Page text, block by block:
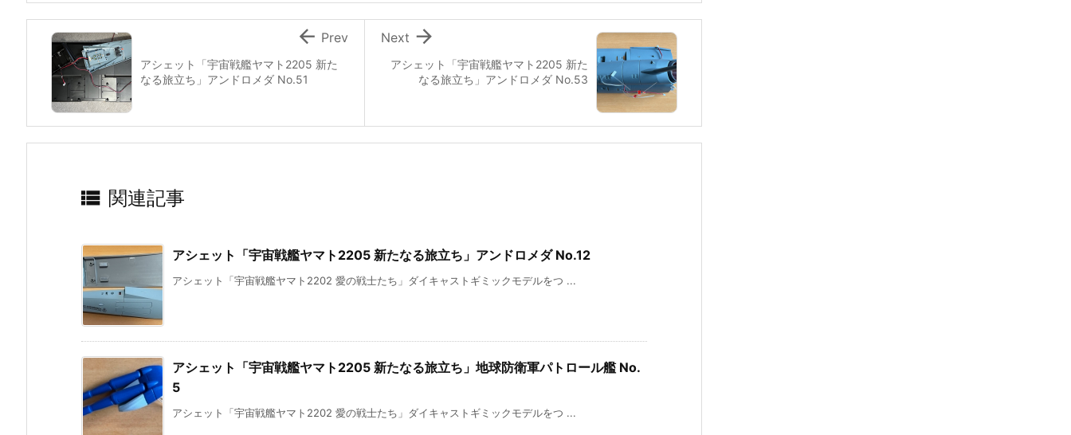
アシェット「宇宙戦艦ヤマト2205 新た
なる旅立ち」アンドロメダ No.53

Next
アシェット「宇宙戦艦ヤマト2205 新た
なる旅立ち」アンドロメダ No.51
 Prev
 関連記事
アシェット「宇宙戦艦ヤマト2205 新たなる旅立ち」アンドロメダ No.12
アシェット「宇宙戦艦ヤマト2202 愛の戦士たち」ダイキャストギミックモデルをつ ...
アシェット「宇宙戦艦ヤマト2205 新たなる旅立ち」地球防衛軍パトロール艦 No.
5
アシェット「宇宙戦艦ヤマト2202 愛の戦士たち」ダイキャストギミックモデルをつ ...